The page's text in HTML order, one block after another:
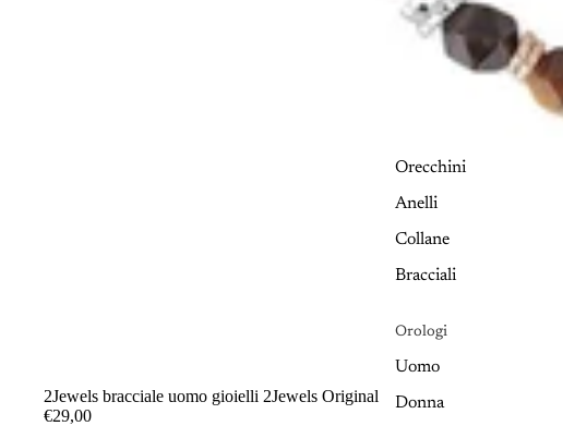
Orecchini
Anelli
Collane
Bracciali
Orologi
Uomo
Donna
2Jewels bracciale uomo gioielli 2Jewels Original
€29,00